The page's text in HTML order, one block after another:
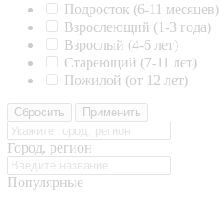
Подросток (6-11 месяцев)
Взрослеющий (1-3 года)
Взрослый (4-6 лет)
Стареющий (7-11 лет)
Пожилой (от 12 лет)
Сбросить Применить
Город, регион
Популярные